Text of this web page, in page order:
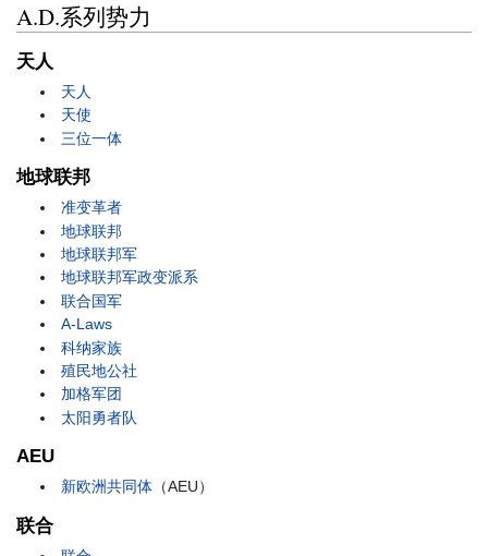
A.D.系列势力
天人
天人
天使
三位一体
地球联邦
准变革者
地球联邦
地球联邦军
地球联邦军政变派系
联合国军
A-Laws
科纳家族
殖民地公社
加格军团
太阳勇者队
AEU
新欧洲共同体 （AEU）
联合